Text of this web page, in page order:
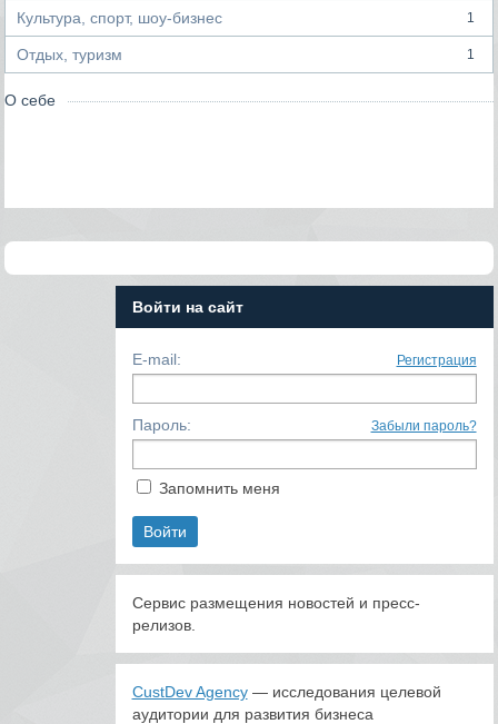
Культура, спорт, шоу-бизнес 1
Отдых, туризм 1
О себе
Войти на сайт
E-mail: Регистрация
Пароль: Забыли пароль?
Запомнить меня
Сервис размещения новостей и пресс-
релизов.
CustDev Agency— исследования целевой
аудитории для развития бизнеса